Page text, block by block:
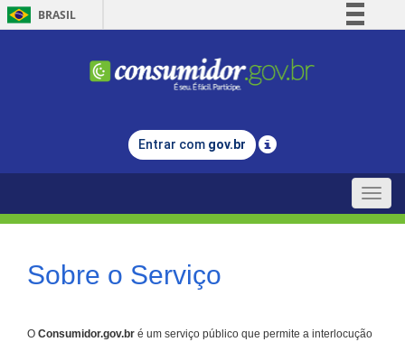
BRASIL
Comunica BR
Legislação
Entrar com gov.br
Toggle
Sobre o Serviço
O Consumidor.gov.br é um serviço público que permite a interlocução